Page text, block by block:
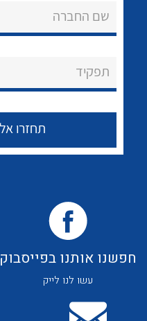
לכל מוצרי היצרן
לכל מוצרי היצרן
שם החברה
תפקיד
חפשנו אותנו בפייסבוק
עשו לנו לייק